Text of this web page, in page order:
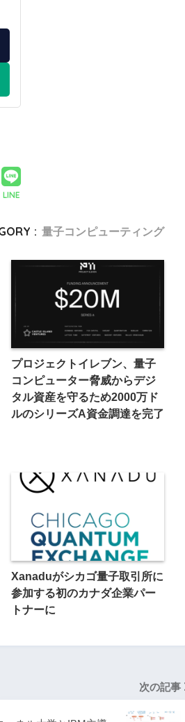
LINE
: 量子コンピューティング
プロジェクトイレブン、量子
コンピューター脅威からデジ
タル資産を守るため2000万ド
ルのシリーズA資金調達を完了
Xanaduがシカゴ量子取引所に
参加する初のカナダ企業パー
トナーに
次の記事